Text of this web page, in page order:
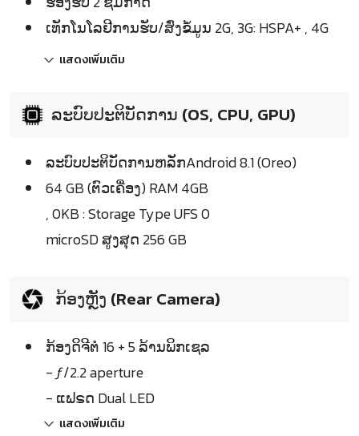
ເທັກໂນໂລຢີການຮັບ/ສົ່ງຂໍ້ມູນ 2G, 3G: HSPA+ , 4G
แสดงเพิ่มเติม
ລະບົບປະຕິບັດການ (OS, CPU, GPU)
ລະບົບປະຕິບັດການຫລັກAndroid 8.1 (Oreo)
64 GB (ຕົວເຄື່ອງ) RAM 4GB
, 0KB : Storage Type UFS 0
microSD ສູງສຸດ 256 GB
ກ້ອງຫຼັງ (Rear Camera)
ກ້ອງດິຈີຕໍ 16 + 5 ລ້ານພິກເຊລ
- ƒ/2.2 aperture
- ແຟຣດ Dual LED
แสดงเพิ่มเติม